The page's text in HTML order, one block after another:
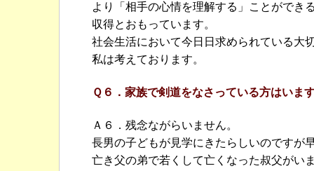
より「相手の心情を理解する」ことができ
収得とおもっています。
社会生活において今日日求められている大
私は考えております。
Ｑ６．家族で剣道をなさっている方はいま
Ａ６．残念ながらいません。
長男の子どもが見学にきたらしいのですが
亡き父の弟で若くして亡くなった叔父がい